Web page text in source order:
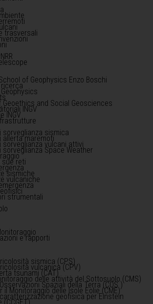
trasversali
of Geophysics Enzo Boschi
Geoethics and Social Geosciences
INGV
INGV
sorveglianza sismica
allerta maremoti
sorveglianza vulcani attivi
sorveglianza Space Weather
sue reti
sismiche
vulcaniche
strumentali
e rapporti
sismica (CPS)
vulcanica (CPV)
tsunami (CAT)
delle attività del Sottosuolo (CMS)
Spaziali della Terra (COS )
il Monitoraggio delle Isole Eolie (CME)
geofisica per Einstein
(CCGET)